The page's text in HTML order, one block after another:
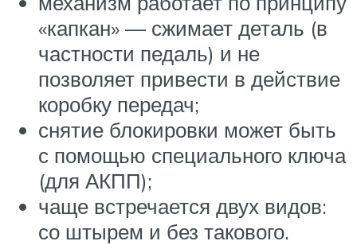
«капкан» — сжимает деталь (в
частности педаль) и не
позволяет привести в действие
коробку передач;
снятие блокировки может быть
с помощью специального ключа
(для АКПП);
чаще встречается двух видов:
со штырем и без такового.